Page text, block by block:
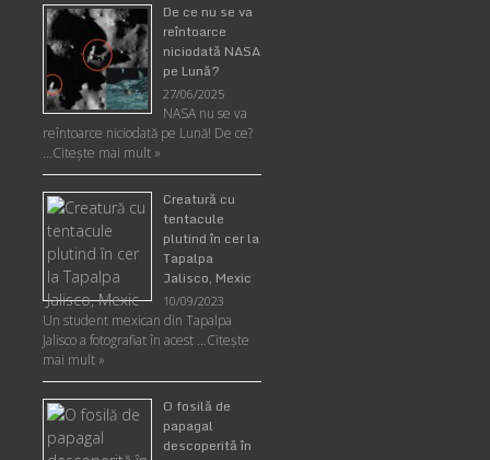
De ce nu se va
reîntoarce
niciodată NASA
pe Lună?
27/06/2025
NASA nu se va
reîntoarce niciodată pe Lună! De ce?
…Citește mai mult »
Creatură cu
tentacule
plutind în cer la
Tapalpa
Jalisco, Mexic
10/09/2023
Un student mexican din Tapalpa
Jalisco a fotografiat în acest …Citește
mai mult »
O fosilă de
papagal
descoperită în